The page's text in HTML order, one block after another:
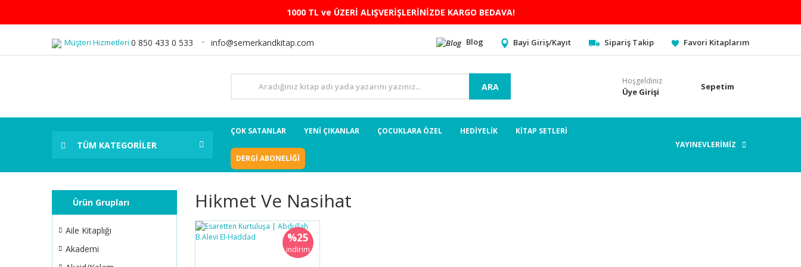
1000 TL ve ÜZERİ ALIŞVERİŞLERİNİZDE KARGO BEDAVA!
Müşteri Hizmetleri 0 850 433 0 533 info@semerkandkitap.com Blog Bayi Giriş/Kayıt Sipariş Takip Favori Kitaplarım
ARA
Hoşgeldiniz
Üye Girişi Sepetim
TÜM KATEGORİLER
ÇOK SATANLAR YENİ ÇIKANLAR ÇOCUKLARA ÖZEL HEDİYELİK KİTAP SETLERİ
DERGİ ABONELİĞİ
YAYINEVLERİMİZ
Ürün Grupları
Aile Kitaplığı
Akademi
Hikmet Ve Nasihat
%25
indirim